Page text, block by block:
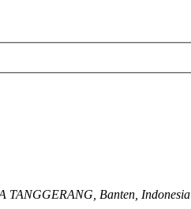
TANGGERANG, Banten, Indonesia